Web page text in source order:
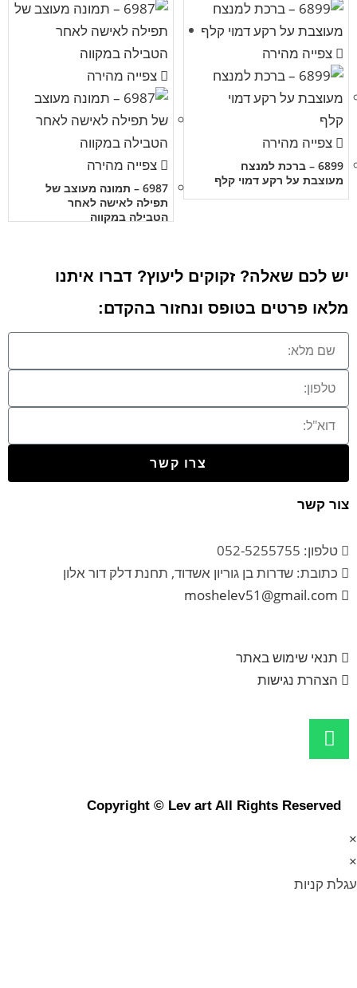
צפייה מהירה
צפייה מהירה
6899 – ברכת למנצח
מעוצבת על רקע דמוי קלף
צפייה מהירה
צפייה מהירה
6987 – תמונה מעוצב של
תפילה לאישה לאחר
הטבילה במקווה
יש לכם שאלה? זקוקים ליעוץ? דברו איתנו
מלאו פרטים בטופס ונחזור בהקדם:
צרו קשר
צור קשר
טלפון: 052-5255755
כתובת: שדרות בן גוריון אשדוד, תחנת דלק דור אלון
moshelev51@gmail.com
תנאי שימוש באתר
הצהרת נגישות
Copyright © Lev art All Rights Reserved
×
×
עגלת קניות